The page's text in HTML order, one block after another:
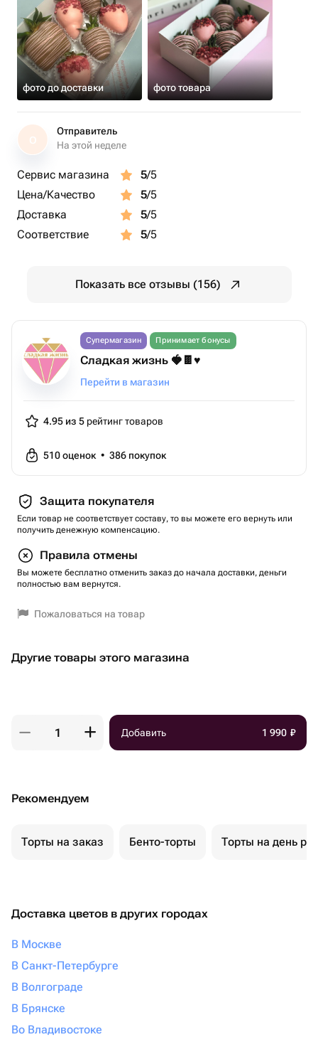
фото до доставки фото товара
О
Отправитель
На этой неделе
Сервис магазина 5/5
Цена/Качество
5/5
Доставка
5/5
Соответствие
5/5
Показать все отзывы (156)
Супермагазин Принимает бонусы
Сладкая жизнь 🍓🍫♥️
Перейти в магазин
4.95 из 5 рейтинг товаров
510оценок • 386 покупок
Защита покупателя
Если товар не соответствует составу, то вы можете его вернуть или
получить денежную компенсацию.
Правила отмены
Вы можете бесплатно отменить заказ до начала доставки, деньги
полностью вам вернутся.
Пожаловаться на товар
Другие товары этого магазина
Добавить 1 990 ₽
Рекомендуем
Торты на заказ Бенто-торты Торты на день
Доставка цветов в других городах
В Москве
В Санкт-Петербурге
В Волгограде
В Брянске
Во Владивостоке